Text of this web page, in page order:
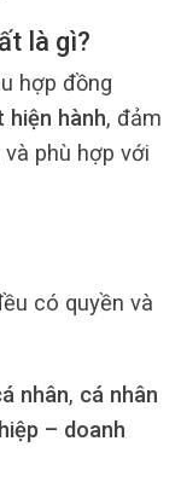
là gì?
hợp đồng
hiện hành, đảm
phù hợp với
có quyền và
nhân, cá nhân
– doanh